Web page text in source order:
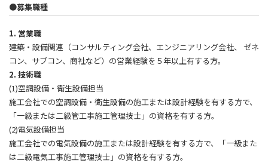
●募集職種
1. 営業職
建築・設備関連（コンサルティング会社、エンジニアリング会社、 ゼネ
コン、サブコン、商社など）の営業経験を５年以上有する方。
2. 技術職
(1)空調設備・衛生設備担当
施工会社での空調設備・衛生設備の施工または設計経験を有する方で、
「一級または二級管工事施工管理技士」の資格を有する方。
(2)電気設備担当
施工会社での電気設備の施工または設計経験を有する方で、「一級また
は二級電気工事施工管理技士」の資格を有する方。